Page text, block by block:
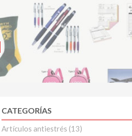
CATEGORÍAS
Artículos antiestrés (13)